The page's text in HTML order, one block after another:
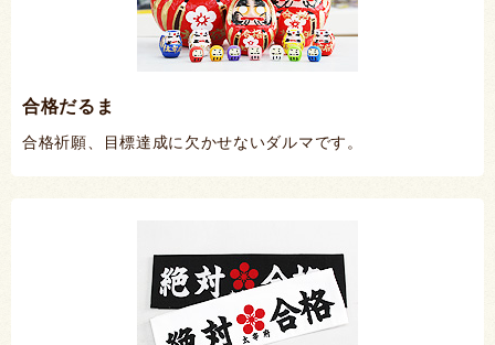
合格だるま
合格祈願、目標達成に欠かせないダルマです。